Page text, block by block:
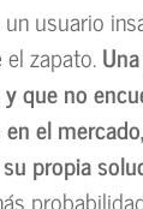
usuario
zapato.
que no
el
propia